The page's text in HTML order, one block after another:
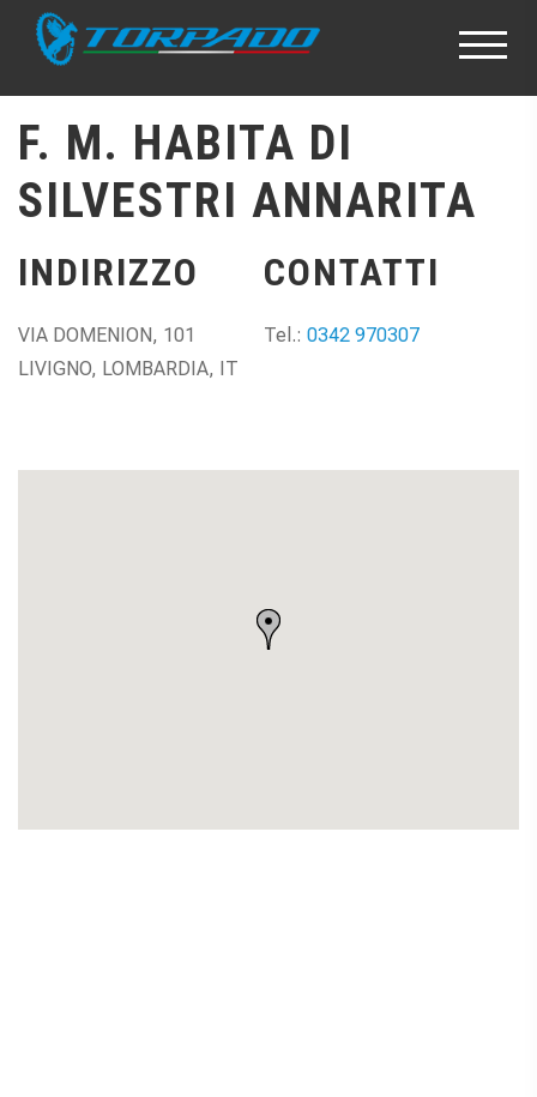
F. M. HABITA DI
SILVESTRI ANNARITA
INDIRIZZO
VIA DOMENION, 101
LIVIGNO, LOMBARDIA, IT
CONTATTI
Tel.: 0342 970307